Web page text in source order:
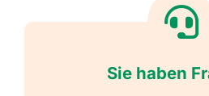
Reflektierende Aufkleber
Sie haben